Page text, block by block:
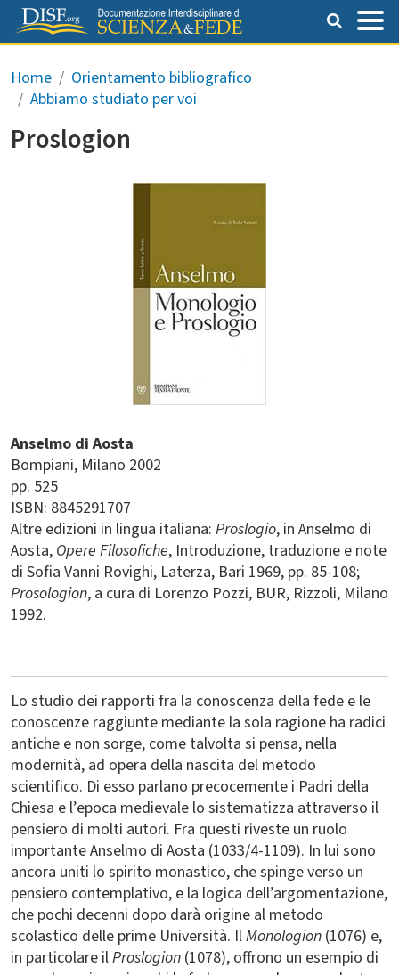
Salta al contenuto principale
Briciole di pane
Home
Orientamento bibliografico
Abbiamo studiato per voi
Proslogion
Anselmo di Aosta
Bompiani Milano 2002
pp. 525
ISBN: 8845291707
Altre edizioni in lingua italiana: Proslogio, in Anselmo di
Aosta, Opere Filosofiche, Introduzione, traduzione e note
di Sofia Vanni Rovighi, Laterza, Bari 1969, pp. 85-108;
Prosologion, a cura di Lorenzo Pozzi, BUR, Rizzoli, Milano
1992.
Lo studio dei rapporti fra la conoscenza della fede e le
conoscenze raggiunte mediante la sola ragione ha radici
antiche e non sorge, come talvolta si pensa, nella
modernità, ad opera della nascita del metodo
scientifico. Di esso parlano precocemente i Padri della
Chiesa e l’epoca medievale lo sistematizza attraverso il
pensiero di molti autori. Fra questi riveste un ruolo
importante Anselmo di Aosta (1033/4-1109). In lui sono
ancora uniti lo spirito monastico, che spinge verso un
pensiero contemplativo, e la logica dell’argomentazione,
che pochi decenni dopo darà origine al metodo
scolastico delle prime Università. IlMonologion (1076) e,
in particolare ilProslogion (1078), offrono un esempio di